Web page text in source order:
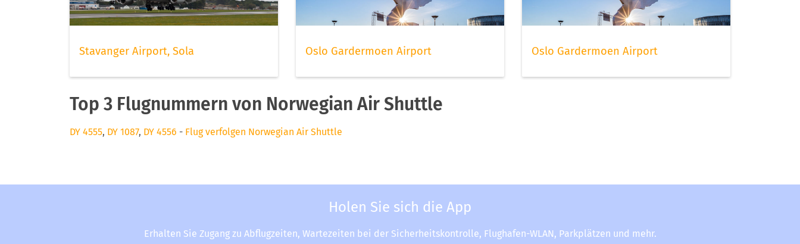
Stavanger Airport, Sola Oslo Gardermoen Airport Oslo Gardermoen Airport
Top 3 Flugnummern von Norwegian Air Shuttle
DY 4555, DY 1087, DY 4556 - Flug verfolgen Norwegian Air Shuttle
Holen Sie sich die App
Erhalten Sie Zugang zu Abflugzeiten, Wartezeiten bei der Sicherheitskontrolle, Flughafen-WLAN, Parkplätzen und mehr.